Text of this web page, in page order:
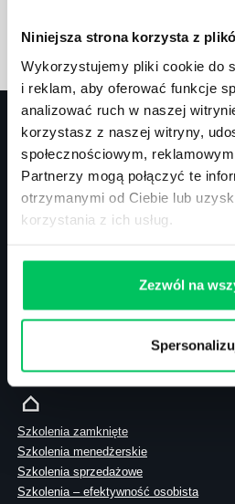
Niniejsza strona korzysta z
Wykorzystujemy pliki cookie do
i reklam, aby oferować funkcje
analizować ruch w naszej
korzystasz z naszej witryny,
społecznościowym,
Partnerzy mogą połączyć te
otrzymanymi od Ciebie lub
korzystania z ich usług.
Zezwól na
Kontakt
biuro@projektgamma.pl
tel.: 505 273 550
ul. Solec 38 lok. 105
Szkolenia zamknięte
Szkolenia menedżerskie
Szkolenia sprzedażowe
Szkolenia – efektywność osobista